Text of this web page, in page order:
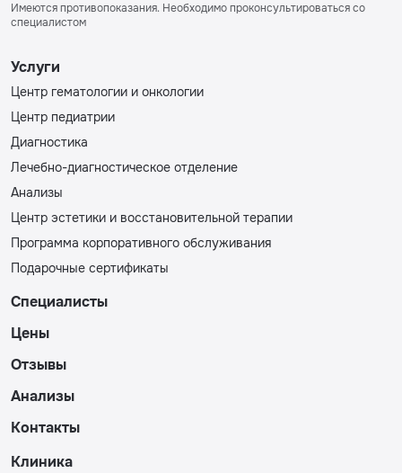
Имеются противопоказания. Необходимо проконсультироваться со
специалистом
Услуги
Центр гематологии и онкологии
Центр педиатрии
Диагностика
Лечебно-диагностическое отделение
Анализы
Центр эстетики и восстановительной терапии
Программа корпоративного обслуживания
Подарочные сертификаты
Специалисты
Цены
Отзывы
Анализы
Контакты
Клиника